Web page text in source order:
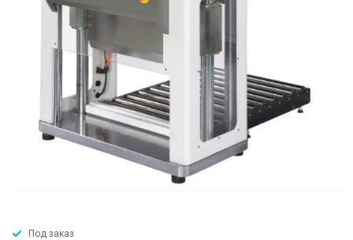
Под заказ